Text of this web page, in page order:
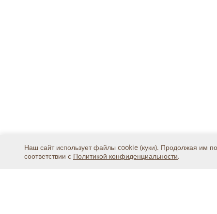
Наш сайт использует файлы cookie (куки). Продолжая им
соответствии с Политикой конфиденциальности.